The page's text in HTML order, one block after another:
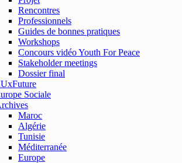
Rencontres
Professionnels
Guides de bonnes pratiques
Workshops
Concours vidéo Youth For Peace
Stakeholder meetings
Dossier final
Sociale
Maroc
Algérie
Tunisie
Méditerranée
Europe